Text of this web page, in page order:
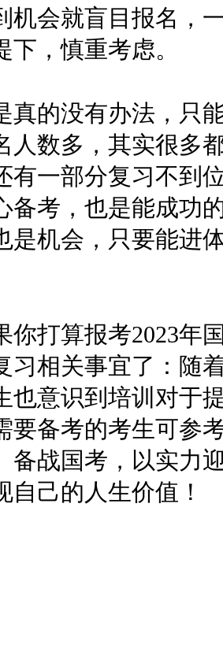
机会就盲目报名，
下，慎重考虑。
的没有办法，只能
人数多，其实很多
有一部分复习不到
备考，也是能成功
是机会，只要能进
算报考2023年国
习相关事宜了：随
也意识到培训对于
要备考的考生可参
备战国考，以实力
自己的人生价值！